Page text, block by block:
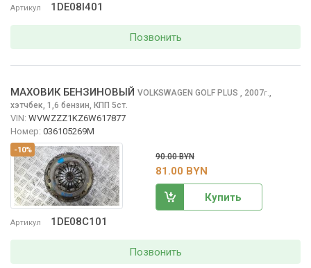
Артикул 1DE08I401
Позвонить
-10%
Артикул 1DE08C101
МАХОВИК БЕНЗИНОВЫЙ VOLKSWAGEN GOLF PLUS , 2007г.,
хэтчбек, 1,6 бензин, КПП 5ст.
VIN: WVWZZZ1KZ6W617877
Номер: 036105269M
90.00 BYN
81.00 BYN
Купить
Позвонить